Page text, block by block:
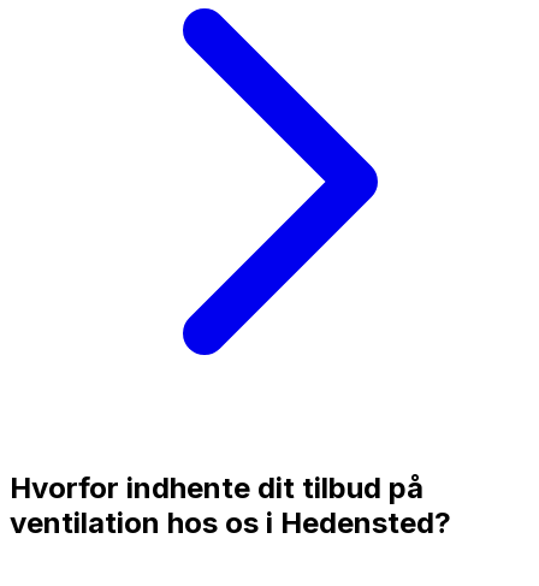
Hvorfor indhente dit tilbud på
ventilation hos os i Hedensted?